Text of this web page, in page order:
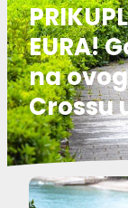
EURA!
na
Crossu